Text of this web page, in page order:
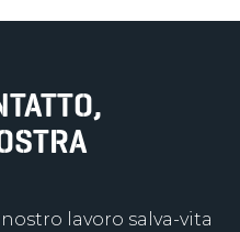
lavoro salva-vita